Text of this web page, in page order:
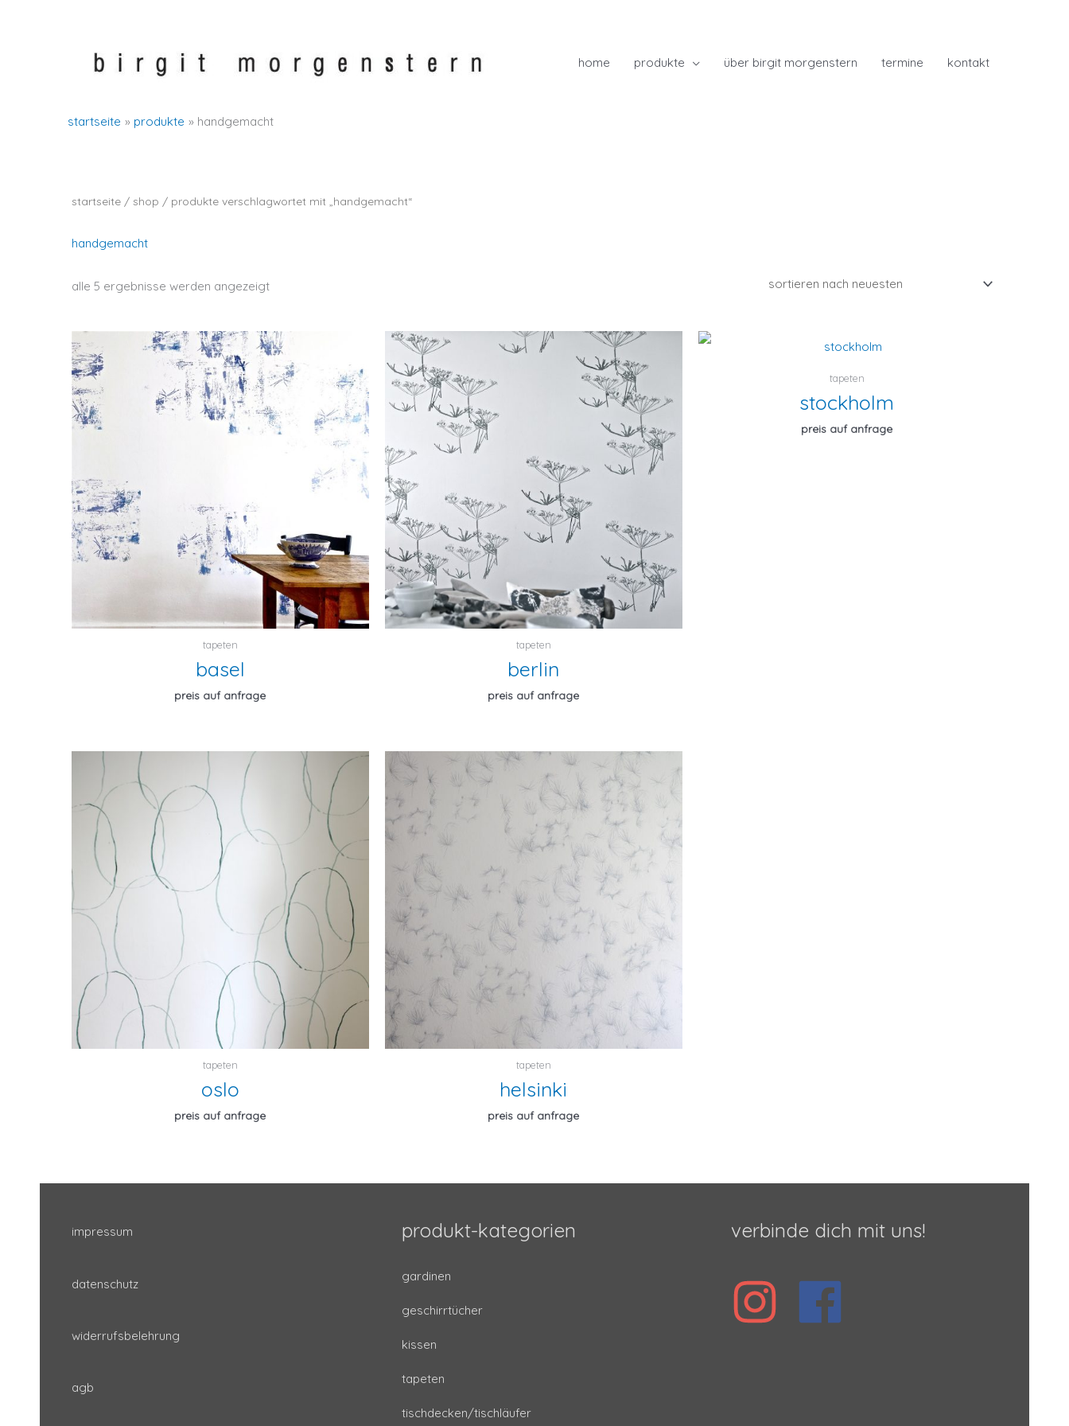
home produkte über birgit morgenstern termine kontakt
startseite produkte handgemacht
startseite / shop / produkte verschlagwortet mit „handgemacht“
handgemacht
alle 5 ergebnisse werden angezeigtnach
tapeten
basel
preis auf anfrage
tapeten
berlin
preis auf anfrage
tapeten
stockholm
preis auf anfrage
tapeten
oslo
preis auf anfrage
tapeten
helsinki
preis auf anfrage
impressum
datenschutz
widerrufsbelehrung
agb
produkt-kategorien
gardinen
geschirrtücher
kissen
tapeten
tischdecken/tischläufer
verbinde dich mit uns!